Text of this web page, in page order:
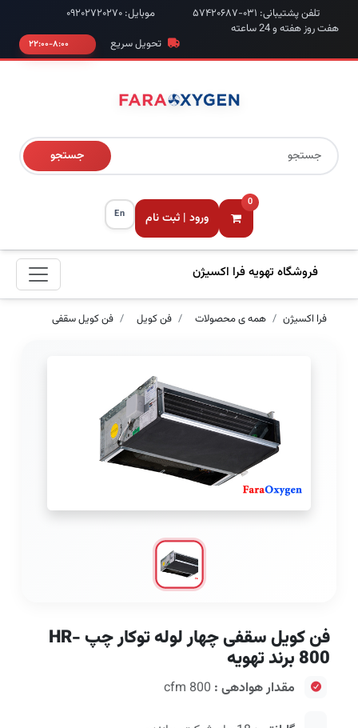
تلفن پشتیبانی: ۰۳۱-۵۷۴۲۰۶۸۷
موبایل: ۰۹۲۰۲۷۲۰۲۷۰
هفت روز هفته و 24 ساعته
تحویل سریع
جستجو
0
ورود | ثبت نام En
فروشگاه تهویه فرا اکسیژن
فرا اکسیژن همه ی محصولات فن کویل فن کویل سقفی
فن کویل سقفی چهار لوله توکار چپ HR-
800 برند تهویه
مقدار هوادهی :